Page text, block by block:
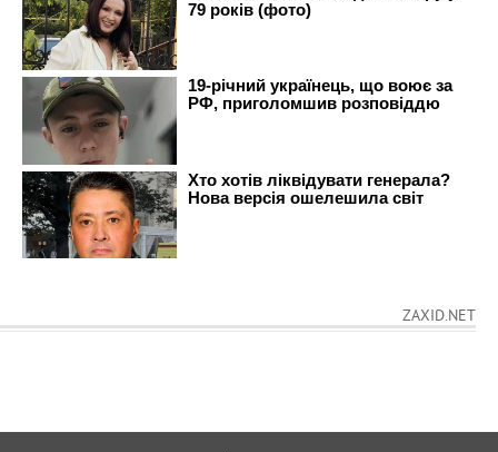
ZAXID.NET